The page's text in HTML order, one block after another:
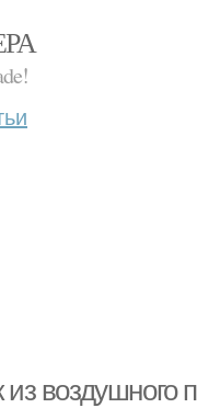
воздушного